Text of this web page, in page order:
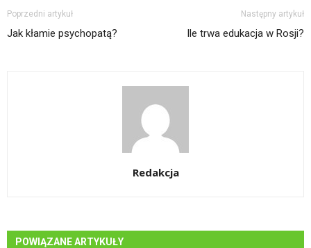
Poprzedni artykuł
Jak kłamie psychopatą?
Następny artykuł
Ile trwa edukacja w Rosji?
Redakcja
POWIĄZANE ARTYKUŁY